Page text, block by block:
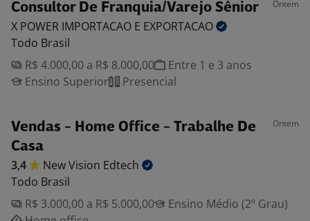
Consultor De Franquia/Varejo Sênior Ontem
X POWER IMPORTACAO E EXPORTACAO
Todo Brasil
R$ 4.000,00 a R$ 8.000,00
Entre 1 e 3 anos
Ensino Superior
Presencial
Vendas - Home Office - Trabalhe De
Casa
Ontem
3,4 New Vision Edtech
Todo Brasil
R$ 3.000,00 a R$ 5.000,00
Ensino Médio (2º Grau)